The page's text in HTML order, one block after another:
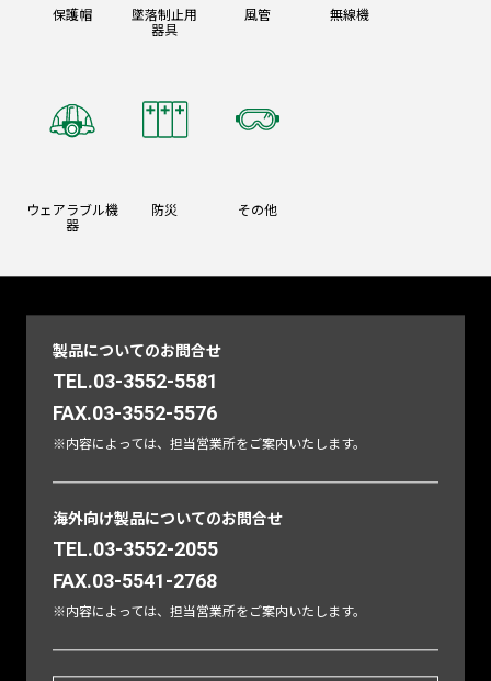
保護帽
墜落制止用
器具
風管 無線機
ウェアラブル機
器
防災 その他
製品についてのお問合せ
TEL.03-3552-5581
FAX.03-3552-5576
※内容によっては、担当営業所をご案内いたします。
海外向け製品についてのお問合せ
TEL.03-3552-2055
FAX.03-5541-2768
※内容によっては、担当営業所をご案内いたします。